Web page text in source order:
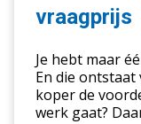
zijn
vraagprijs
vraagprijs
Je hebt maar
En die
koper de
werk gaat?